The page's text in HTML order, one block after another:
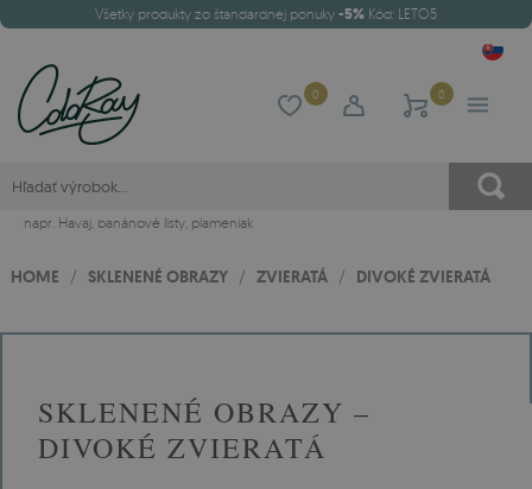
Všetky produkty zo štandardnej ponuky -5% Kód: LETO5
0 0
napr. Havaj, banánové listy, plameniak
HOME / SKLENENÉ OBRAZY / ZVIERATÁ / DIVOKÉ ZVIERATÁ
SKLENENÉ OBRAZY –
DIVOKÉ ZVIERATÁ